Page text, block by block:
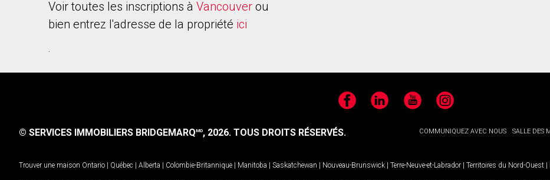
Voir toutes les inscriptions à Vancouver ou
bien entrez l'adresse de la propriété ici
.
FacebookLinkedIn YouTubeInstagram
COMMUNIQUEZ AVEC NOUS SALLE DES
© SERVICES IMMOBILIERS BRIDGEMARQMD, 2026. TOUS DROITS RÉSERVÉS.
Trouver une maison Ontario | Québec | Alberta | Colombie-Britannique | Manitoba | Saskatchewan | Nouveau-Brunswick | Terre-Neuve-et-Labrador | Territoires du Nord-Ouest |